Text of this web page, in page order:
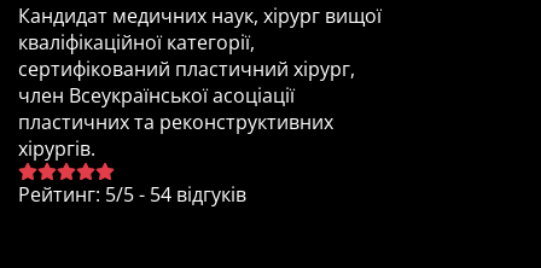
Кандидат медичних наук, хірург вищої
кваліфікаційної категорії,
сертифікований пластичний хірург,
член Всеукраїнської асоціації
пластичних та реконструктивних
хірургів.
Рейтинг: 5/5- 54 відгуків